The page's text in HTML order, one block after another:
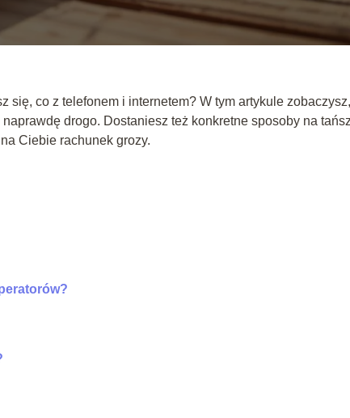
się, co z telefonem i internetem? W tym artykule
drogo. Dostaniesz też konkretne sposoby na
Ciebie rachunek grozy.